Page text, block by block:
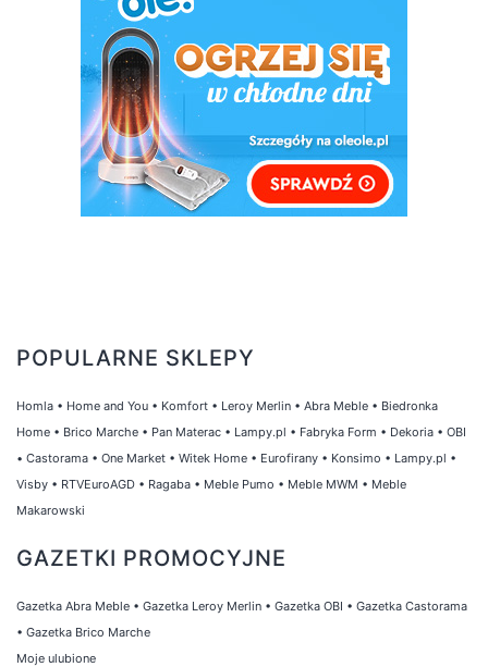
POPULARNE SKLEPY
Homla • Home and You • Komfort • Leroy Merlin • Abra Meble • Biedronka
Home • Brico Marche • Pan Materac • Lampy.pl • Fabryka Form • Dekoria • OBI
• Castorama • One Market • Witek Home • Eurofirany • Konsimo • Lampy.pl •
Visby • RTVEuroAGD • Ragaba • Meble Pumo • Meble MWM • Meble
Makarowski
GAZETKI PROMOCYJNE
Gazetka Abra Meble • Gazetka Leroy Merlin • Gazetka OBI • Gazetka Castorama
• Gazetka Brico Marche
Moje ulubione